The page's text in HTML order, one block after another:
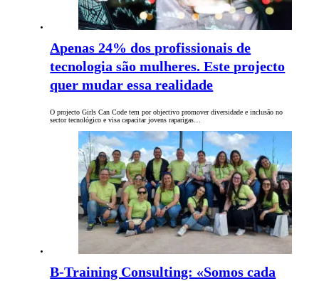
Apenas 24% dos profissionais de
tecnologia são mulheres. Este projecto
quer mudar essa realidade
O projecto Girls Can Code tem por objectivo promover diversidade e inclusão no
sector tecnológico e visa capacitar jovens raparigas…
B-Training Consulting: «Somos cada